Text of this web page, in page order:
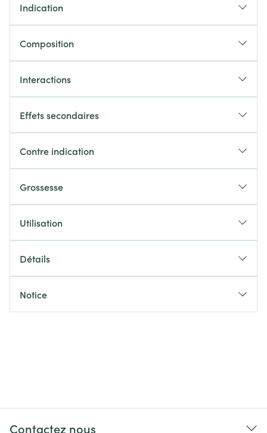
Indication
Composition
Interactions
Effets secondaires
Contre indication
Grossesse
Utilisation
Détails
Notice
Contactez nous